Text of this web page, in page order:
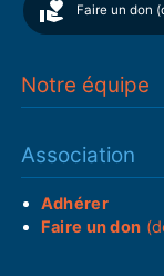
Faire un don
Notre équipe
Association
Adhérer
Faire un don